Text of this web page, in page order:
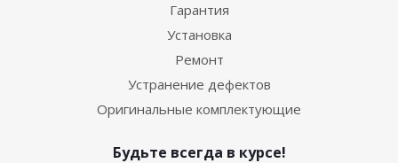
Гарантия
Установка
Ремонт
Устранение дефектов
Оригинальные комплектующие
Будьте всегда в курсе!